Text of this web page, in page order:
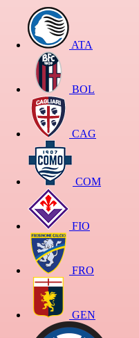
ATA
BOL
CAG
COM
FIO
FRO
GEN